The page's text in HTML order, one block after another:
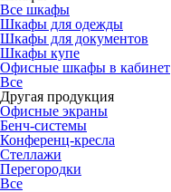
Все шкафы
Шкафы для одежды
Шкафы для документов
Шкафы купе
Офисные шкафы в кабинет
Все
Другая продукция
Офисные экраны
Бенч-системы
Конференц-кресла
Стеллажи
Перегородки
Все